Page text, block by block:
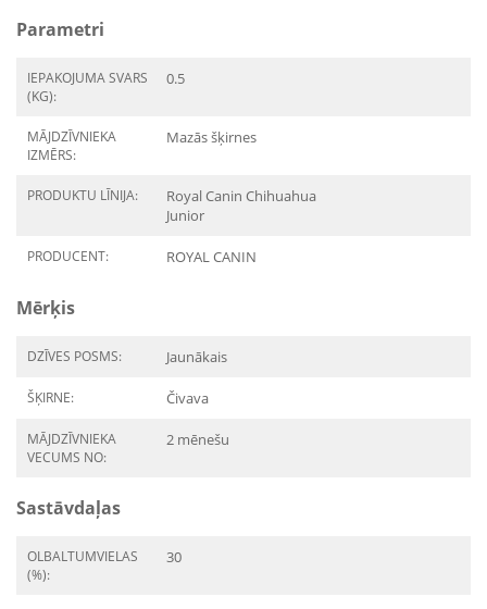
Parametri
IEPAKOJUMA SVARS
(KG):
0.5
MĀJDZĪVNIEKA
IZMĒRS:
Mazās šķirnes
PRODUKTU LĪNIJA:
Royal Canin Chihuahua
Junior
PRODUCENT: ROYAL CANIN
Mērķis
DZĪVES POSMS: Jaunākais
ŠĶIRNE: Čivava
MĀJDZĪVNIEKA
VECUMS NO:
2 mēnešu
Sastāvdaļas
OLBALTUMVIELAS
(%):
30